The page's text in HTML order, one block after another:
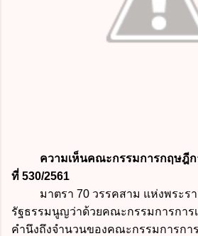
ความเห็นคณะกรรมการกฤษฎีก
ที่ 530/2561
มาตรา 70 วรรคสาม แห่งพระร
รัฐธรรมนูญว่าด้วยคณะกรรมการการ
คำนึงถึงจำนวนของคณะกรรมการกา